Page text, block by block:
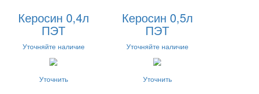
Керосин 0,4л
ПЭТ
Уточняйте наличие
Уточнить
Керосин 0,5л
ПЭТ
Уточняйте наличие
Уточнить